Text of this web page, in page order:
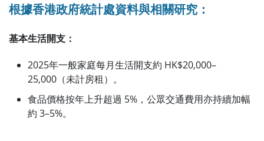
根據香港政府統計處資料與相關研究：
基本生活開支：
2025年一般家庭每月生活開支約 HK$20,000–
25,000（未計房租）。
食品價格按年上升超過 5%，公眾交通費用亦持續加幅
約 3–5%。